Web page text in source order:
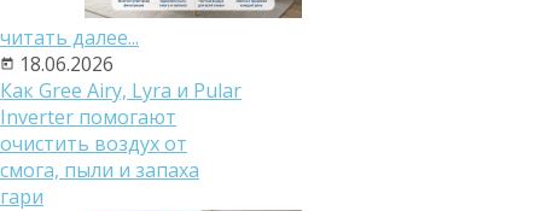
читать далее...
18.06.2026
Как Gree Airy, Lyra и Pular
Inverter помогают
очистить воздух от
смога, пыли и запаха
гари